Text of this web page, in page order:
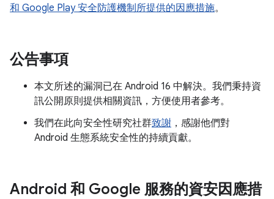
和 Google Play 安全防護機制所提供的因應措施。
公告事項
本文所述的漏洞已在 Android 16 中解決。我們秉持資
訊公開原則提供相關資訊，方便使用者參考。
我們在此向安全性研究社群致謝 ，感謝他們對
Android 生態系統安全性的持續貢獻。
Android 和 Google 服務的資安因應措